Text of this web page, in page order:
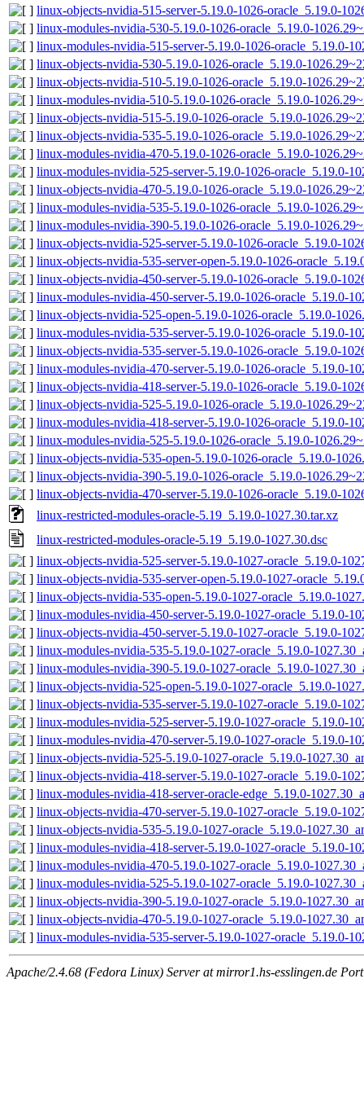
linux-objects-nvidia-515-server-5.19.0-1026-oracle_5.19.0-
linux-modules-nvidia-530-5.19.0-1026-oracle_5.19.0-
linux-modules-nvidia-515-server-5.19.0-1026-oracle_5.19.0-
linux-objects-nvidia-530-5.19.0-1026-oracle_5.19.0-
linux-objects-nvidia-510-5.19.0-1026-oracle_5.19.0-
linux-modules-nvidia-510-5.19.0-1026-oracle_5.19.0-
linux-objects-nvidia-515-5.19.0-1026-oracle_5.19.0-
linux-objects-nvidia-535-5.19.0-1026-oracle_5.19.0-
linux-modules-nvidia-470-5.19.0-1026-oracle_5.19.0-
linux-modules-nvidia-525-server-5.19.0-1026-oracle_5.19.0-
linux-objects-nvidia-470-5.19.0-1026-oracle_5.19.0-
linux-modules-nvidia-535-5.19.0-1026-oracle_5.19.0-
linux-modules-nvidia-390-5.19.0-1026-oracle_5.19.0-
linux-objects-nvidia-525-server-5.19.0-1026-oracle_5.19.0-
linux-objects-nvidia-535-server-open-5.19.0-1026-
linux-objects-nvidia-450-server-5.19.0-1026-oracle_5.19.0-
linux-modules-nvidia-450-server-5.19.0-1026-oracle_5.19.0-
linux-objects-nvidia-525-open-5.19.0-1026-oracle_5.19.0-
linux-modules-nvidia-535-server-5.19.0-1026-oracle_5.19.0-
linux-objects-nvidia-535-server-5.19.0-1026-oracle_5.19.0-
linux-modules-nvidia-470-server-5.19.0-1026-oracle_5.19.0-
linux-objects-nvidia-418-server-5.19.0-1026-oracle_5.19.0-
linux-objects-nvidia-525-5.19.0-1026-oracle_5.19.0-
linux-modules-nvidia-418-server-5.19.0-1026-oracle_5.19.0-
linux-modules-nvidia-525-5.19.0-1026-oracle_5.19.0-
linux-objects-nvidia-535-open-5.19.0-1026-oracle_5.19.0-
linux-objects-nvidia-390-5.19.0-1026-oracle_5.19.0-
linux-objects-nvidia-470-server-5.19.0-1026-oracle_5.19.0-
linux-restricted-modules-oracle-5.19_5.19.0-1027.30.tar.xz
linux-restricted-modules-oracle-5.19_5.19.0-1027.30.dsc
linux-objects-nvidia-525-server-5.19.0-1027-oracle_5.19.0-
linux-objects-nvidia-535-server-open-5.19.0-1027-
linux-objects-nvidia-535-open-5.19.0-1027-oracle_5.19.0-
linux-modules-nvidia-450-server-5.19.0-1027-oracle_5.19.0-
linux-objects-nvidia-450-server-5.19.0-1027-oracle_5.19.0-
linux-modules-nvidia-535-5.19.0-1027-oracle_5.19.0-
linux-modules-nvidia-390-5.19.0-1027-oracle_5.19.0-
linux-objects-nvidia-525-open-5.19.0-1027-oracle_5.19.0-
linux-objects-nvidia-535-server-5.19.0-1027-oracle_5.19.0-
linux-modules-nvidia-525-server-5.19.0-1027-oracle_5.19.0-
linux-modules-nvidia-470-server-5.19.0-1027-oracle_5.19.0-
linux-objects-nvidia-525-5.19.0-1027-oracle_5.19.0-
linux-objects-nvidia-418-server-5.19.0-1027-oracle_5.19.0-
linux-modules-nvidia-418-server-oracle-edge_5.19.0-
linux-objects-nvidia-470-server-5.19.0-1027-oracle_5.19.0-
linux-objects-nvidia-535-5.19.0-1027-oracle_5.19.0-
linux-modules-nvidia-418-server-5.19.0-1027-oracle_5.19.0-
linux-modules-nvidia-470-5.19.0-1027-oracle_5.19.0-
linux-modules-nvidia-525-5.19.0-1027-oracle_5.19.0-
linux-objects-nvidia-390-5.19.0-1027-oracle_5.19.0-
linux-objects-nvidia-470-5.19.0-1027-oracle_5.19.0-
linux-modules-nvidia-535-server-5.19.0-1027-oracle_5.19.0-
Apache/2.4.68 (Fedora Linux) Server at mirror1.hs-esslingen.de